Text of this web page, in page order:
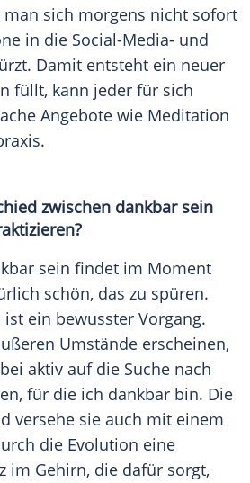
man sich morgens nicht sofort
in die Social-Media- und
Damit entsteht ein neuer
füllt, kann jeder für sich
Angebote wie Meditation
zwischen dankbar sein
sein findet im Moment
schön, das zu spüren.
ein bewusster Vorgang.
Umstände erscheinen,
aktiv auf die Suche nach
für die ich dankbar bin. Die
versehe sie auch mit einem
die Evolution eine
im Gehirn, die dafür sorgt,